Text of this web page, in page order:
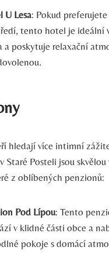
U Lesa: Pokud
tento hotel je ideální
a poskytuje relaxační
hledají více intimní
Staré Posteli jsou
z oblíbených penzionů:
Pod Lípou: Tento
v klidné části obce a
pokoje s domácí